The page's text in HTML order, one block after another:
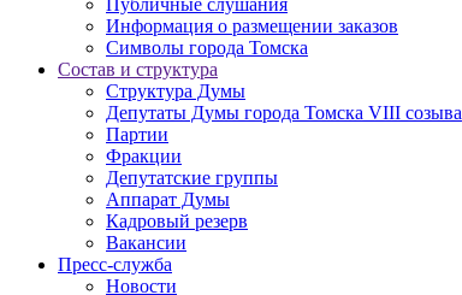
Информация о размещении заказов
Символы города Томска
Состав и структура
Структура Думы
Депутаты Думы города Томска VIII созыва
Партии
Фракции
Депутатские группы
Аппарат Думы
Кадровый резерв
Вакансии
Пресс-служба
Новости